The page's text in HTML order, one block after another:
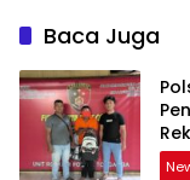
Baca Juga